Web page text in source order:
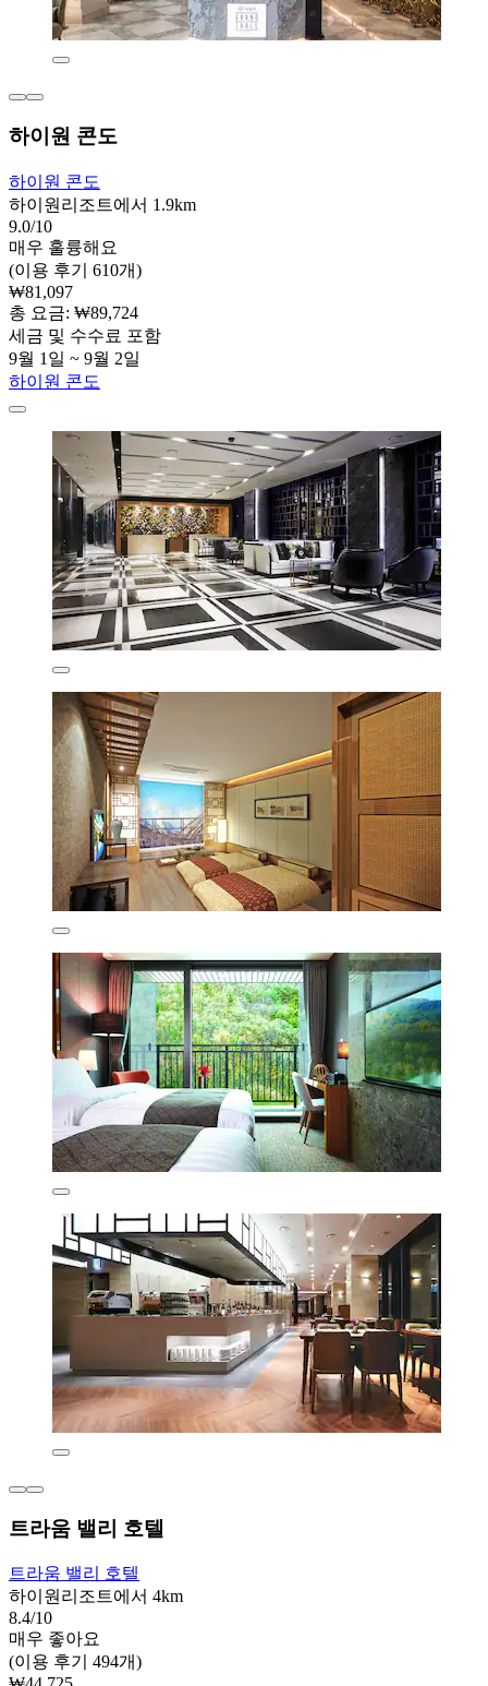
하이원 콘도
하이원 콘도
하이원리조트에서 1.9km
9.0/10
매우 훌륭해요
(이용 후기 610개)
₩81,097
총 요금: ₩89,724
세금 및 수수료 포함
9월 1일 ~ 9월 2일
하이원 콘도
트라움 밸리 호텔
트라움 밸리 호텔
하이원리조트에서 4km
8.4/10
매우 좋아요
(이용 후기 494개)